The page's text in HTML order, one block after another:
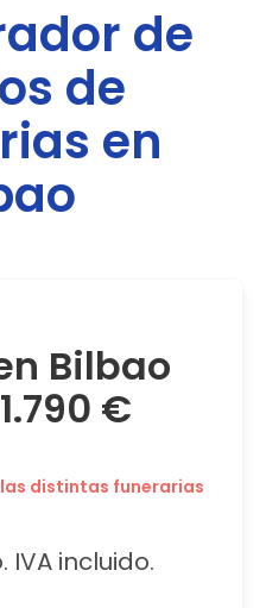
de
de
en
Bilbao
€
distintas funerarias
IVA incluido.